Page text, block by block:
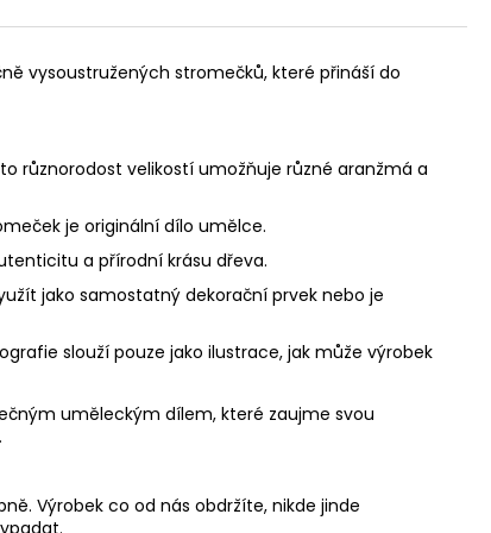
vysoustružených stromečků, které přináší do
různorodost velikostí umožňuje různé aranžmá a
je originální dílo umělce.
a přírodní krásu dřeva.
jako samostatný dekorační prvek nebo je
slouží pouze jako ilustrace, jak může výrobek
uměleckým dílem, které zaujme svou
Výrobek co od nás obdržíte, nikde jinde